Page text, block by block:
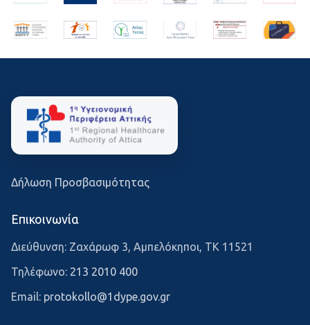
Δήλωση Προσβασιμότητας
Επικοινωνία
Διεύθυνση: Ζαχάρωφ 3, Αμπελόκηποι, ΤΚ 11521
Τηλέφωνο: 213 2010 400
Email: protokollo@1dype.gov.gr